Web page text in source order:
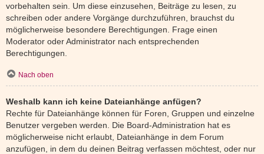
vorbehalten sein. Um diese einzusehen, Beiträge zu lesen, zu
schreiben oder andere Vorgänge durchzuführen, brauchst du
möglicherweise besondere Berechtigungen. Frage einen
Moderator oder Administrator nach entsprechenden
Berechtigungen.
Nach oben
Weshalb kann ich keine Dateianhänge anfügen?
Rechte für Dateianhänge können für Foren, Gruppen und einzelne
Benutzer vergeben werden. Die Board-Administration hat es
möglicherweise nicht erlaubt, Dateianhänge in dem Forum
anzufügen, in dem du deinen Beitrag verfassen möchtest, oder nur